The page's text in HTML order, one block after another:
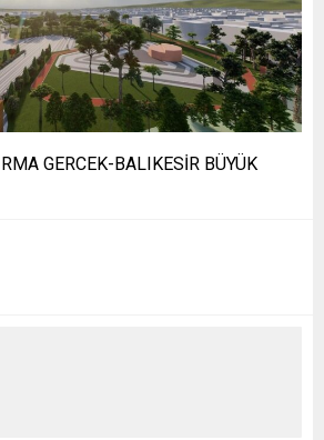
GERCEK-BALIKESİR BÜYÜK